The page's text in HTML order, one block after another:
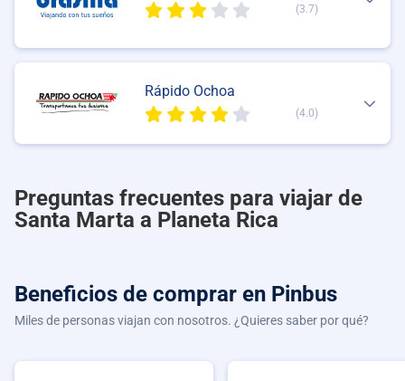
(3.7)
Rápido Ochoa
(4.0)
Preguntas frecuentes para viajar de
Santa Marta a Planeta Rica
Beneficios de comprar en Pinbus
Miles de personas viajan con nosotros. ¿Quieres saber por qué?